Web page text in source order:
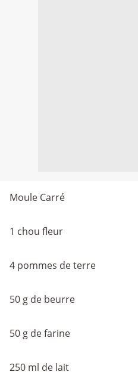
Moule Carré
1 chou fleur
4 pommes de terre
50 g de beurre
50 g de farine
250 ml de lait